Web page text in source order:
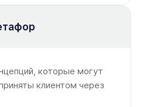
которые могут
клиентом через